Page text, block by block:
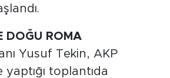
DOĞU ROMA
Yusuf Tekin, AKP
toplantıda